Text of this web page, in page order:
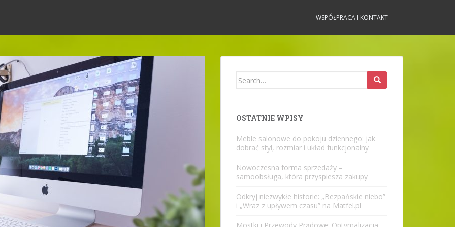
WSPÓŁPRACA I KONTAKT
Search
OSTATNIE WPISY
Meble salonowe do pokoju dziennego: jak
dobrać styl, rozmiar i układ funkcjonalny
Nowoczesna forma sprzedaży –
samoobsługa, która przyspiesza zakupy
Odkryj niezwykłe historie: „Bezpańskie niebo”
i „Wraz z upływem czasu” na Matfel.pl